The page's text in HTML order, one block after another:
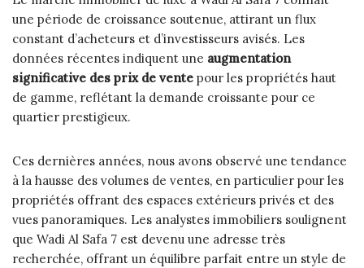
une période de croissance soutenue, attirant un flux
constant d’acheteurs et d’investisseurs avisés. Les
données récentes indiquent une augmentation
significative des prix de vente pour les propriétés haut
de gamme, reflétant la demande croissante pour ce
quartier prestigieux.
Ces dernières années, nous avons observé une tendance
à la hausse des volumes de ventes, en particulier pour les
propriétés offrant des espaces extérieurs privés et des
vues panoramiques. Les analystes immobiliers soulignent
que Wadi Al Safa 7 est devenu une adresse très
recherchée, offrant un équilibre parfait entre un style de